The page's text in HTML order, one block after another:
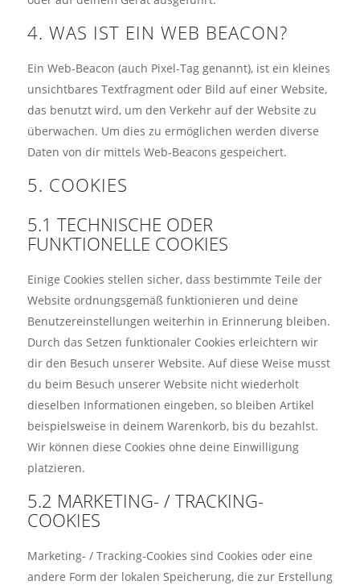
4. WAS IST EIN WEB BEACON?
Ein Web-Beacon (auch Pixel-Tag genannt), ist ein kleines
unsichtbares Textfragment oder Bild auf einer Website,
das benutzt wird, um den Verkehr auf der Website zu
überwachen. Um dies zu ermöglichen werden diverse
Daten von dir mittels Web-Beacons gespeichert.
5. COOKIES
5.1 TECHNISCHE ODER
FUNKTIONELLE COOKIES
Einige Cookies stellen sicher, dass bestimmte Teile der
Website ordnungsgemäß funktionieren und deine
Benutzereinstellungen weiterhin in Erinnerung bleiben.
Durch das Setzen funktionaler Cookies erleichtern wir
dir den Besuch unserer Website. Auf diese Weise musst
du beim Besuch unserer Website nicht wiederholt
dieselben Informationen eingeben, so bleiben Artikel
beispielsweise in deinem Warenkorb, bis du bezahlst.
Wir können diese Cookies ohne deine Einwilligung
platzieren.
5.2 MARKETING- / TRACKING-
COOKIES
Marketing- / Tracking-Cookies sind Cookies oder eine
andere Form der lokalen Speicherung, die zur Erstellung